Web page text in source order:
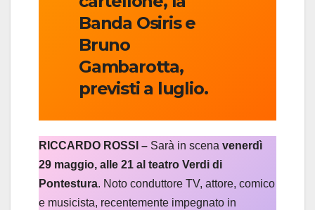
Banda Osiris e
Bruno
Gambarotta,
previsti a luglio.
RICCARDO ROSSI – Sarà in scena venerdì
29 maggio, alle 21 al teatro Verdi di
Pontestura. Noto conduttore TV, attore, comico
e musicista, recentemente impegnato in